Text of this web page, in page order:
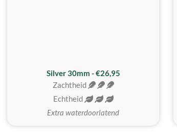
Silver 30mm - €26,95
Zachtheid
Echtheid
Extra waterdoorlatend